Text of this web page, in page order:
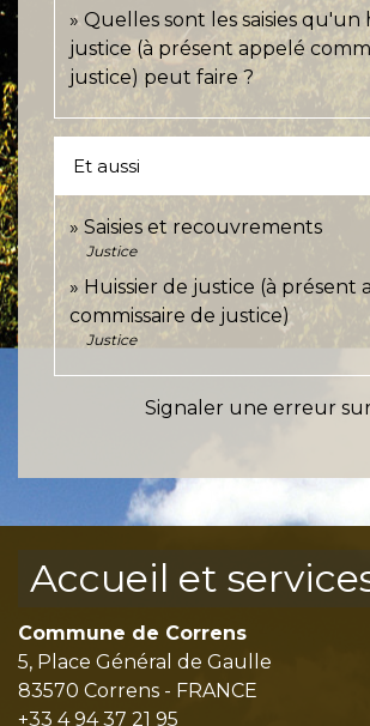
Quelles sont les saisies qu'un
justice (à présent appelé
justice) peut faire ?
Et aussi
Saisies et recouvrements
Justice
Huissier de justice (à présent
commissaire de justice)
Justice
Signaler une erreur
Accueil et
Commune de Correns
5, Place Général de Gaulle
83570 Correns - FRANCE
+33 4 94 37 21 95